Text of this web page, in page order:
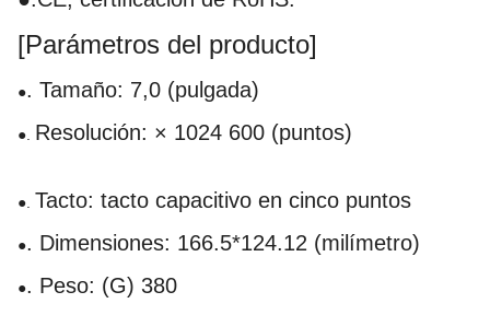
[Parámetros del producto]
●. Tamaño: 7,0 (pulgada)
●. Resolución: × 1024 600 (puntos)
●. Tacto: tacto capacitivo en cinco puntos
●. Dimensiones: 166.5*124.12 (milímetro)
●. Peso: (G) 380